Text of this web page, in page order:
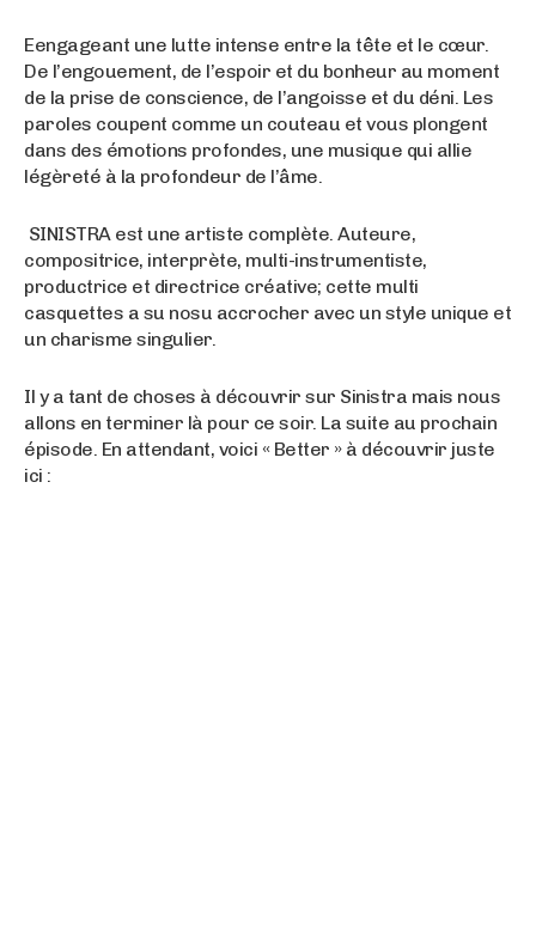
Eengageant une lutte intense entre la tête et le cœur.
De l’engouement, de l’espoir et du bonheur au moment
de la prise de conscience, de l’angoisse et du déni. Les
paroles coupent comme un couteau et vous plongent
dans des émotions profondes, une musique qui allie
légèreté à la profondeur de l’âme.
SINISTRA est une artiste complète. Auteure,
compositrice, interprète, multi-instrumentiste,
productrice et directrice créative; cette multi
casquettes a su nosu accrocher avec un style unique et
un charisme singulier.
Il y a tant de choses à découvrir sur Sinistra mais nous
allons en terminer là pour ce soir. La suite au prochain
épisode. En attendant, voici « Better » à découvrir juste
ici :